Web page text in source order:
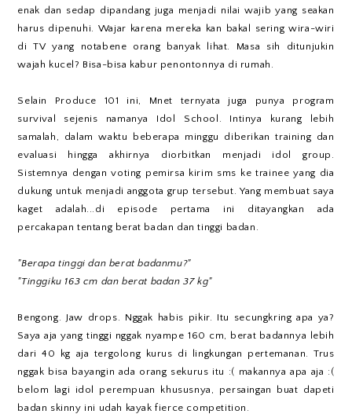
enak dan sedap dipandang juga menjadi nilai wajib yang seakan
harus dipenuhi. Wajar karena mereka kan bakal sering wira-wiri
di TV yang notabene orang banyak lihat. Masa sih ditunjukin
wajah kucel? Bisa-bisa kabur penontonnya di rumah.
Selain Produce 101 ini, Mnet ternyata juga punya program
survival sejenis namanya Idol School. Intinya kurang lebih
samalah, dalam waktu beberapa minggu diberikan training dan
evaluasi hingga akhirnya diorbitkan menjadi idol group.
Sistemnya dengan voting pemirsa kirim sms ke trainee yang dia
dukung untuk menjadi anggota grup tersebut. Yang membuat saya
kaget adalah...di episode pertama ini ditayangkan ada
percakapan tentang berat badan dan tinggi badan.
"Berapa tinggi dan berat badanmu?"
"Tinggiku 163 cm dan berat badan 37 kg"
Bengong. Jaw drops. Nggak habis pikir. Itu secungkring apa ya?
Saya aja yang tinggi nggak nyampe 160 cm, berat badannya lebih
dari 40 kg aja tergolong kurus di lingkungan pertemanan. Trus
nggak bisa bayangin ada orang sekurus itu :( makannya apa aja :(
belom lagi idol perempuan khususnya, persaingan buat dapeti
badan skinny ini udah kayak fierce competition.